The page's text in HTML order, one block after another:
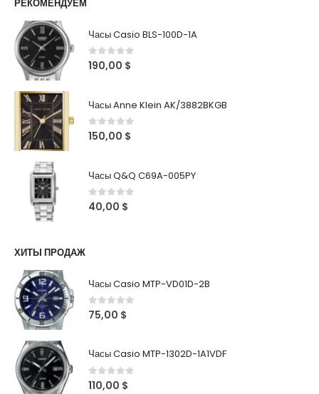
РЕКОМЕНДУЕМ
Часы Casio BLS-100D-1A
0out of 5
190,00 $
Часы Anne Klein AK/3882BKGB
0out of 5
150,00 $
Часы Q&Q C69A-005PY
0 out of 5
40,00 $
ХИТЫ ПРОДАЖ
Часы Casio MTP-VD01D-2B
0out of 5
75,00 $
Часы Casio MTP-1302D-1A1VDF
0out of 5
110,00 $